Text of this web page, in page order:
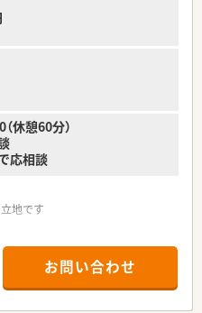
休憩60分）
応相談
地です
均100枚程を応需、スキルアップ
お問い合わせ